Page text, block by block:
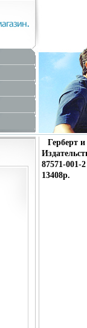
Герберт
87571-001-
13408p.